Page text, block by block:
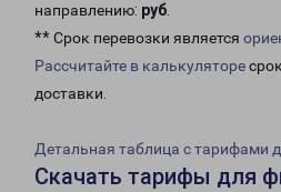
направлению: руб.
** Срок перевозки является
Рассчитайте в калькуляторе
доставки.
Детальная таблица с тарифами
Скачать тарифы для